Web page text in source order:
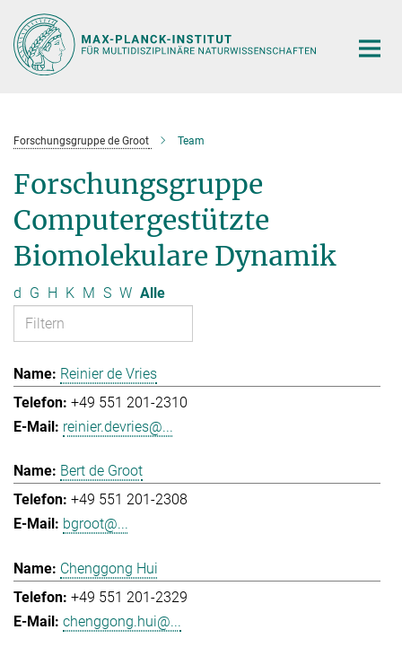
Hauptinhalt
Forschungsgruppe de Groot Team
Forschungsgruppe
Computergestützte
Biomolekulare Dynamik
d G H K M S W Alle
Reinier de Vries
+49 551 201-2310
reinier.devries@...
Bert de Groot
+49 551 201-2308
bgroot@...
Chenggong Hui
+49 551 201-2329
chenggong.hui@...